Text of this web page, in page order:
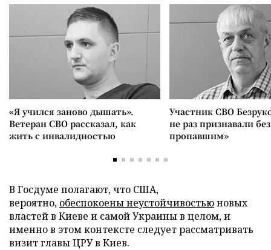
«Я учился заново дышать».
Ветеран СВО рассказал, как
жить с инвалидностью
Участник СВО
не раз признавали
пропавшим»
В Госдуме полагают, что США,
вероятно, обеспокоены неустойчивостьюновых
властей в Киеве и самой Украины в целом, и
именно в этом контексте следует рассматривать
визит главы ЦРУ в Киев.